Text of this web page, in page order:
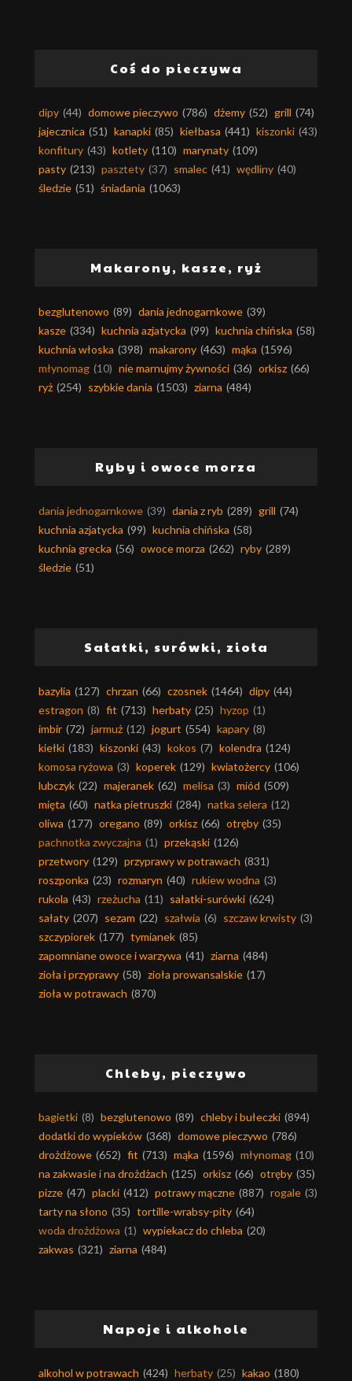
Coś do pieczywa
dipy (44) domowe pieczywo (786) dżemy (52) grill (74)
jajecznica (51) kanapki (85) kiełbasa (441) kiszonki (43)
konfitury (43) kotlety (110) marynaty (109)
pasty (213) pasztety (37) smalec (41) wędliny (40)
śledzie (51) śniadania (1063)
Makarony, kasze, ryż
bezglutenowo (89) dania jednogarnkowe (39)
kasze (334) kuchnia azjatycka (99) kuchnia chińska (58)
kuchnia włoska (398) makarony (463) mąka (1596)
młynomag (10) nie marnujmy żywności (36) orkisz (66)
ryż (254) szybkie dania (1503) ziarna (484)
Ryby i owoce morza
dania jednogarnkowe (39) dania z ryb (289) grill (74)
kuchnia azjatycka (99) kuchnia chińska (58)
kuchnia grecka (56) owoce morza (262) ryby (289)
śledzie (51)
Sałatki, surówki, zioła
bazylia (127) chrzan (66) czosnek (1464) dipy (44)
estragon (8) fit (713) herbaty (25) hyzop (1)
imbir (72) jarmuż (12) jogurt (554) kapary (8)
kiełki (183) kiszonki (43) kokos (7) kolendra (124)
komosa ryżowa (3) koperek (129) kwiatożercy (106)
lubczyk (22) majeranek (62) melisa (3) miód (509)
mięta (60) natka pietruszki (284) natka selera (12)
oliwa (177) oregano (89) orkisz (66) otręby (35)
pachnotka zwyczajna (1) przekąski (126)
przetwory (129) przyprawy w potrawach (831)
roszponka (23) rozmaryn (40) rukiew wodna (3)
rukola (43) rzeżucha (11) sałatki-surówki (624)
sałaty (207) sezam (22) szałwia (6) szczaw krwisty (3)
szczypiorek (177) tymianek (85)
zapomniane owoce i warzywa (41) ziarna (484)
zioła i przyprawy (58) zioła prowansalskie (17)
zioła w potrawach (870)
Chleby, pieczywo
bagietki (8) bezglutenowo (89) chleby i bułeczki (894)
dodatki do wypieków (368) domowe pieczywo (786)
drożdżowe (652) fit (713) mąka (1596) młynomag (10)
na zakwasie i na drożdżach (125) orkisz (66) otręby (35)
pizze (47) placki (412) potrawy mączne (887) rogale (3)
tarty na słono (35) tortille-wrabsy-pity (64)
woda drożdżowa (1) wypiekacz do chleba (20)
zakwas (321) ziarna (484)
Napoje i alkohole
alkohol w potrawach (424) herbaty (25) kakao (180)